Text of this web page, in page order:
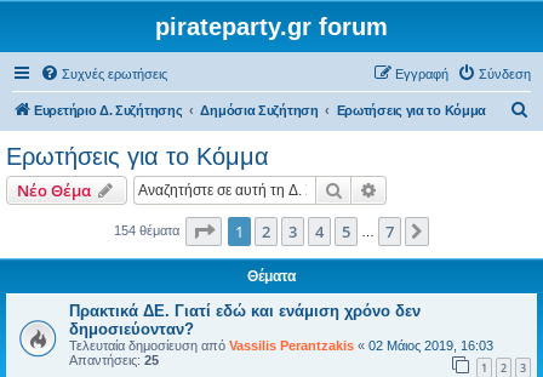
pirateparty.gr forum
Συχνές ερωτήσεις Σύνδεση
Εγγραφή
Ευρετήριο Δ. Συζήτησης Δημόσια Συζήτηση Ερωτήσεις για το Κόμμα
Ερωτήσεις για το Κόμμα
Νέο Θέμα Αναζήτηση
154 θέματα Σελίδα από7
1 2 3 4 5 7
Θέματα
Πρακτικά ΔΕ. Γιατί εδώ και ενάμιση χρόνο δεν
δημοσιεύονταν?
Τελευταία δημοσίευση από Vassilis Perantzakis « 02 Μάιος 2019, 16:03
Απαντήσεις: 25 1 2 3